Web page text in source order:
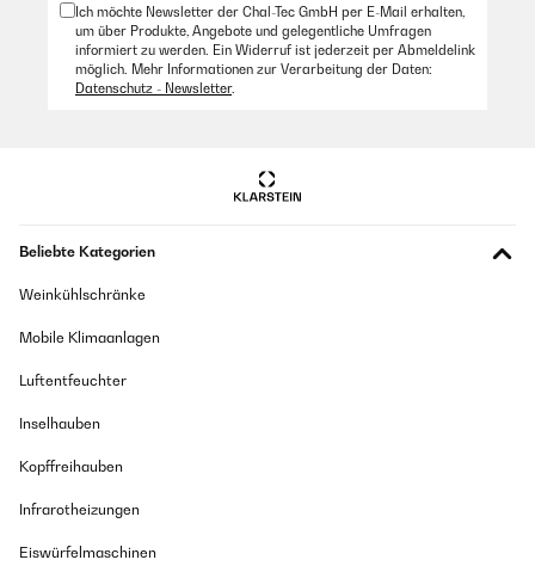
Ich möchte Newsletter der Chal-Tec GmbH per E-Mail erhalten,
um über Produkte, Angebote und gelegentliche Umfragen
informiert zu werden. Ein Widerruf ist jederzeit per Abmeldelink
möglich. Mehr Informationen zur Verarbeitung der Daten:
Datenschutz - Newsletter.
Beliebte Kategorien
Weinkühlschränke
Mobile Klimaanlagen
Luftentfeuchter
Inselhauben
Kopffreihauben
Infrarotheizungen
Eiswürfelmaschinen